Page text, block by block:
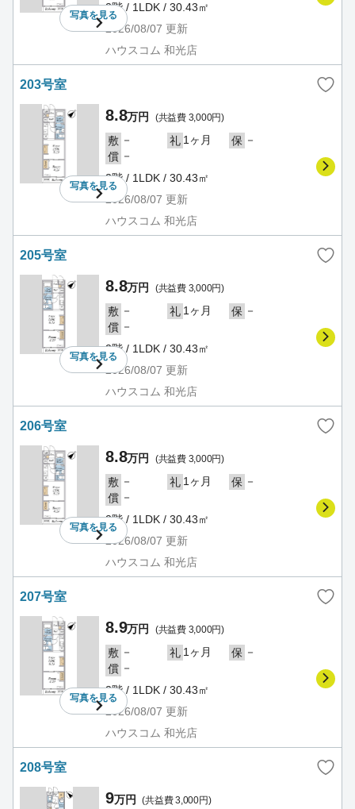
写真を見る
2階 / 1LDK / 30.43㎡
2026/08/07 更新
ハウスコム 和光店
203号室
写真を見る
8.8万円 (共益費 3,000円)
敷 － 礼 1ヶ月 保 －
償 －
2階 / 1LDK / 30.43㎡
2026/08/07 更新
ハウスコム 和光店
205号室
写真を見る
8.8万円 (共益費 3,000円)
敷 － 礼 1ヶ月 保 －
償 －
2階 / 1LDK / 30.43㎡
2026/08/07 更新
ハウスコム 和光店
206号室
写真を見る
8.8万円 (共益費 3,000円)
敷 － 礼 1ヶ月 保 －
償 －
2階 / 1LDK / 30.43㎡
2026/08/07 更新
ハウスコム 和光店
207号室
写真を見る
8.9万円 (共益費 3,000円)
敷 － 礼 1ヶ月 保 －
償 －
2階 / 1LDK / 30.43㎡
2026/08/07 更新
ハウスコム 和光店
208号室
9万円 (共益費 3,000円)